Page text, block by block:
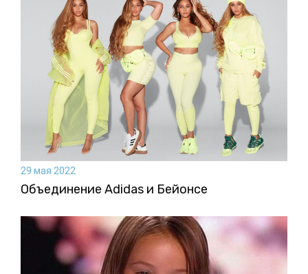
29 мая 2022
Объединение Adidas и Бейонсе